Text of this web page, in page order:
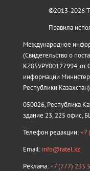
©2013-2026
Правила
Международное
(Свидетельство о
KZ85VPY00127994,
информации
Республики
050026, Республика
здание 23, 225 офис,
Телефон редакции:+7
Email: info@ratel.kz
Реклама:+7 (777) 233